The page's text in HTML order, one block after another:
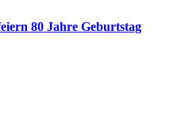
80 Jahre Geburtstag